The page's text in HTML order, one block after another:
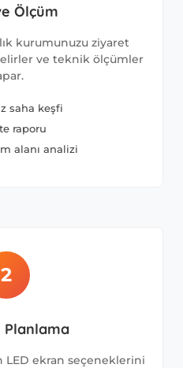
Ölçüm
kurumunuzu ziyaret
ve teknik ölçümler
saha keşfi
raporu
alanı analizi
2
Planlama
LED ekran seçeneklerini